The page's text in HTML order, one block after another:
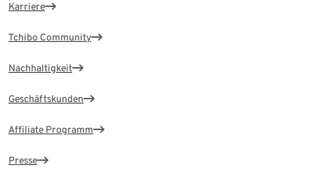
Karriere
Tchibo Community
Nachhaltigkeit
Geschäftskunden
Affiliate Programm
Presse